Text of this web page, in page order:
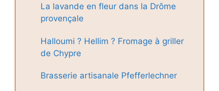
La lavande en fleur dans la Drôme
provençale
Halloumi ? Hellim ? Fromage à griller
de Chypre
Brasserie artisanale Pfefferlechner